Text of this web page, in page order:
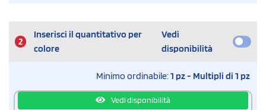
2
Inserisci il quantitativo per
colore
Vedi
disponibilità
Minimo ordinabile:1 pz - Multipli di 1 pz
Vedi disponibilità